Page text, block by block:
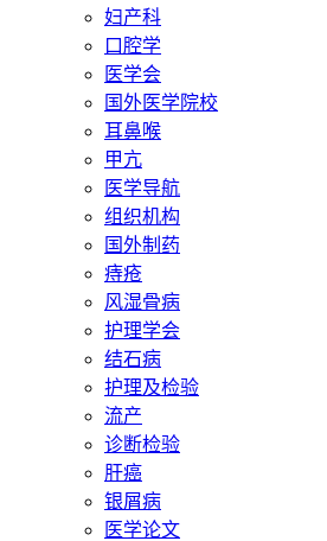
妇产科
口腔学
医学会
国外医学院校
耳鼻喉
甲亢
医学导航
组织机构
国外制药
痔疮
风湿骨病
护理学会
结石病
护理及检验
流产
诊断检验
肝癌
银屑病
医学论文